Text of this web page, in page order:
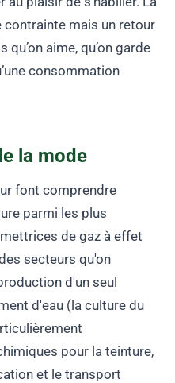
contrainte mais un retour
aime, qu’on garde
consommation
la mode
font comprendre
parmi les plus
de gaz à effet
secteurs qu'on
d'un seul
d'eau (la culture du
pour la teinture,
et le transport